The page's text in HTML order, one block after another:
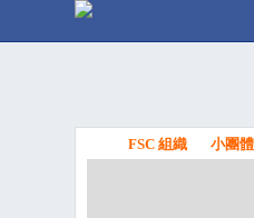
FSC 組織 小團體